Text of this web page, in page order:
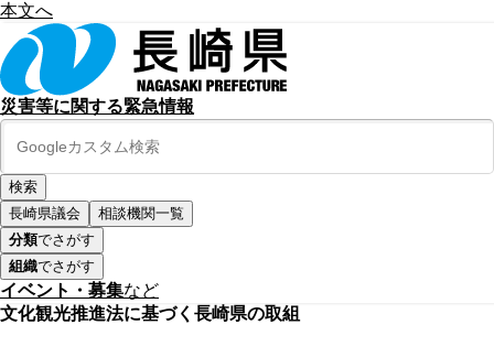
本文へ
災害等に関する緊急情報
長崎県議会
相談機関一覧
分類でさがす
組織でさがす
イベント・募集など
文化観光推進法に基づく長崎県の取組